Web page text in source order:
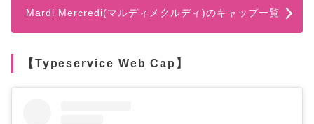
Mardi Mercredi(マルディメクルディ)のキャップ一覧
【Typeservice Web Cap】